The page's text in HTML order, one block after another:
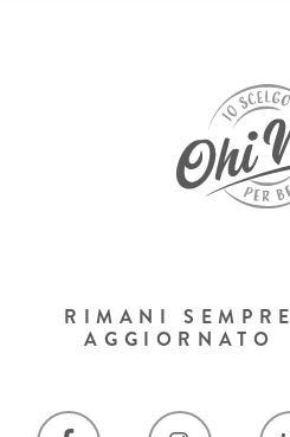
RIMANI SEMPRE
AGGIORNATO